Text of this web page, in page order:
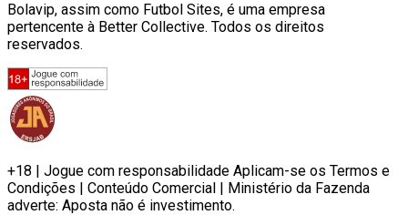
Bolavip, assim como Futbol Sites, é uma empresa
pertencente à Better Collective. Todos os direitos
reservados.
+18 | Jogue com responsabilidade Aplicam-se os Termos e
Condições | Conteúdo Comercial | Ministério da Fazenda
adverte: Aposta não é investimento.